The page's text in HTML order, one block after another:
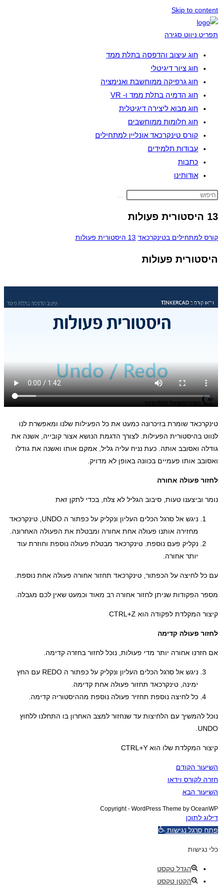
Skip to content
תפריט ניווט סגירה
חוג עיצוב והדפסה בתלת ממד
חוג ציור דיגיטלי
חוג גרפיקה ממוחשבת ואנימציה
חוג הדמיה בתלת ממד ו- VR
חוג מבוא ליצירה דיגיטלית
חוג חלומות ממוחשבים
קורס טינקרכאד אונליין למתחילים
עבודות תלמידים
כתבות
אודותינו
13 היסטורית פעולות
קורס למתחילים בטינקרכאד 13 היסטורית פעולות
היסטורית פעולות
טינקרכאד שומרת בזיכרונה כמעט את כל הפעילות שלנו ומאפשרת לנו
לנווט בהיסטורית הפעילות. לצורך הדגמת הנושא אצור קובייה, אשנה את
גודלה ואסובב אותה. כעת נניח עליה גליל, אמקם אותו ואשנה את גודלו
ואסובב אותו פעמיים בכוונה באופן לא מדויק.
לחזור פעולה אחורה
נומר וביצענו טעות, סיבוב הגליל לא צלח, בכדי לתקן זאת
ניגש אל סרגל הכלים העליון ונקליק על כפתור ה UNDO, טינקרכאד
מחזירה אותנו פעולה אחת אחורה ומבטלת את הפעולה האחרונה.
נקליק פעם נוספת. טינקרכאד מבטלת פעולה נוספת וחוזרת עוד
יותר אחורה.
עם כל לחיצה על הכפתור, טינקרכאד תחזור אחורה פעולה אחת נוספת.
מספר הפקודות שניתן לחזור אחורה רב מאוד וכמעט שאין לכם מגבלה.
קיצור המקלדת לפקודה הוא CTRL+Z
לחזור פעולה קדימה
אם חזרנו אחורה יותר מדי פעולות, נוכל לחזור בחזרה קדימה.
ניגש אל סרגל הכלים העליון ונקליק על כפתור ה REDO עם החץ
ימינה, טינקרכאד תחזור פעולה אחת קדימה.
כל לחיצה נוספת תחזיר פעולה נוספת מההיסטוריה קדימה.
נוכל להמשיך עם הלחיצות עד שנחזור למצב האחרון בו התחלנו ללחוץ
UNDO.
קיצור המקלדת שלו הוא CTRL+Y
השיעור הקודם
חזרה לקורס וידאו
השיעור הבא
Copyright - WordPress Theme by OceanWP
דילוג לתוכן
פתח סרגל נגישות
כלי נגישות
הגדל טקסט
הקטן טקסט